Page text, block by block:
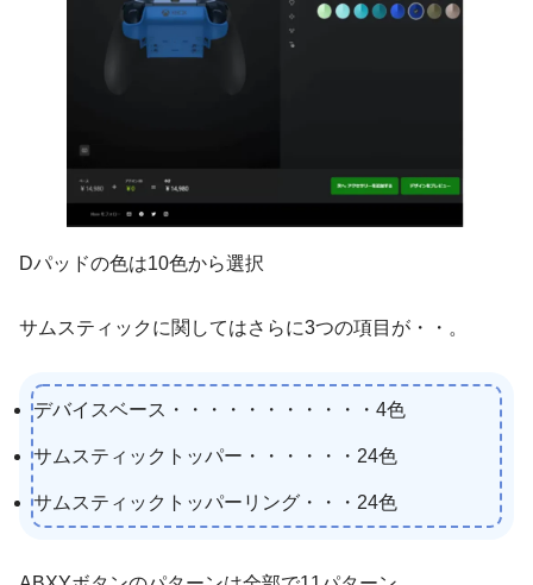
Dパッドの色は10色から選択
サムスティックに関してはさらに3つの項目が・・。
デバイスベース・・・・・・・・・・・4色
サムスティックトッパー・・・・・・24色
サムスティックトッパーリング・・・24色